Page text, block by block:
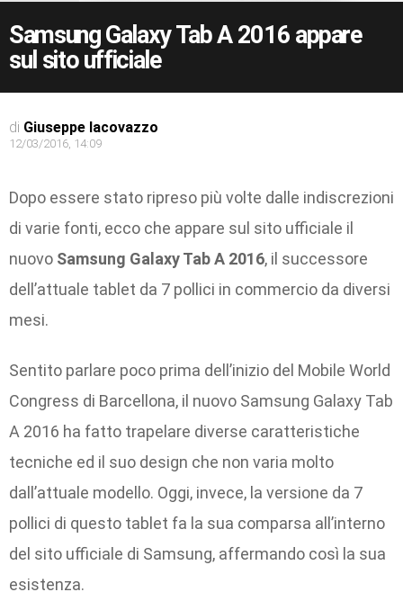
Samsung Galaxy Tab A 2016 appare
sul sito ufficiale
di Giuseppe Iacovazzo
12/03/2016, 14:09
Dopo essere stato ripreso più volte dalle indiscrezioni
di varie fonti, ecco che appare sul sito ufficiale il
nuovo Samsung Galaxy Tab A 2016, il successore
dell’attuale tablet da 7 pollici in commercio da diversi
mesi.
Sentito parlare poco prima dell’inizio del Mobile World
Congress di Barcellona, il nuovo Samsung Galaxy Tab
A 2016 ha fatto trapelare diverse caratteristiche
tecniche ed il suo design che non varia molto
dall’attuale modello. Oggi, invece, la versione da 7
pollici di questo tablet fa la sua comparsa all’interno
del sito ufficiale di Samsung, affermando così la sua
esistenza.